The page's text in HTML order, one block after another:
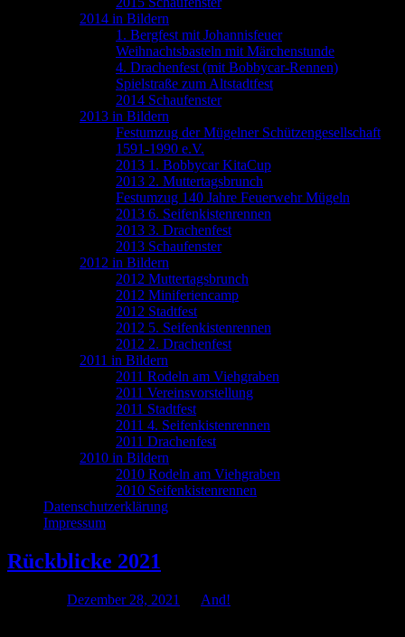
2014 in Bildern
1. Bergfest mit Johannisfeuer
Weihnachtsbasteln mit Märchenstunde
4. Drachenfest (mit Bobbycar-Rennen)
Spielstraße zum Altstadtfest
2014 Schaufenster
2013 in Bildern
Festumzug der Mügelner Schützengesellschaft
1591-1990 e.V.
2013 1. Bobbycar KitaCup
2013 2. Muttertagsbrunch
Festumzug 140 Jahre Feuerwehr Mügeln
2013 6. Seifenkistenrennen
2013 3. Drachenfest
2013 Schaufenster
2012 in Bildern
2012 Muttertagsbrunch
2012 Miniferiencamp
2012 Stadtfest
2012 5. Seifenkistenrennen
2012 2. Drachenfest
2011 in Bildern
2011 Rodeln am Viehgraben
2011 Vereinsvorstellung
2011 Stadtfest
2011 4. Seifenkistenrennen
2011 Drachenfest
2010 in Bildern
2010 Rodeln am Viehgraben
2010 Seifenkistenrennen
Datenschutzerklärung
Impressum
Rückblicke 2021
Dezember 28, 2021
And!